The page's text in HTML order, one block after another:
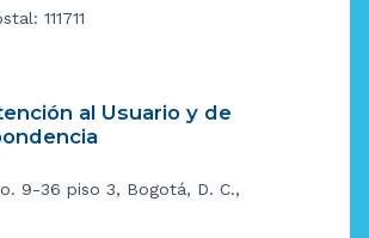
111711
al Usuario y de
9-36 piso 3, Bogotá, D. C.,